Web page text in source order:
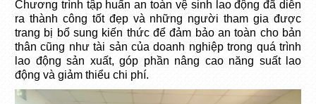
Chương trình tập huấn an toàn vệ sinh lao động đã diễn
ra thành công tốt đẹp và những người tham gia được
trang bị bổ sung kiến thức để đảm bảo an toàn cho bản
thân cũng như tài sản của doanh nghiệp trong quá trình
lao động sản xuất, góp phần nâng cao năng suất lao
động và giảm thiểu chi phí.